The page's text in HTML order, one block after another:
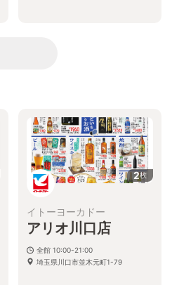
2枚
イトーヨーカドー
アリオ川口店
全館 10:00-21:00
埼玉県川口市並木元町1-79